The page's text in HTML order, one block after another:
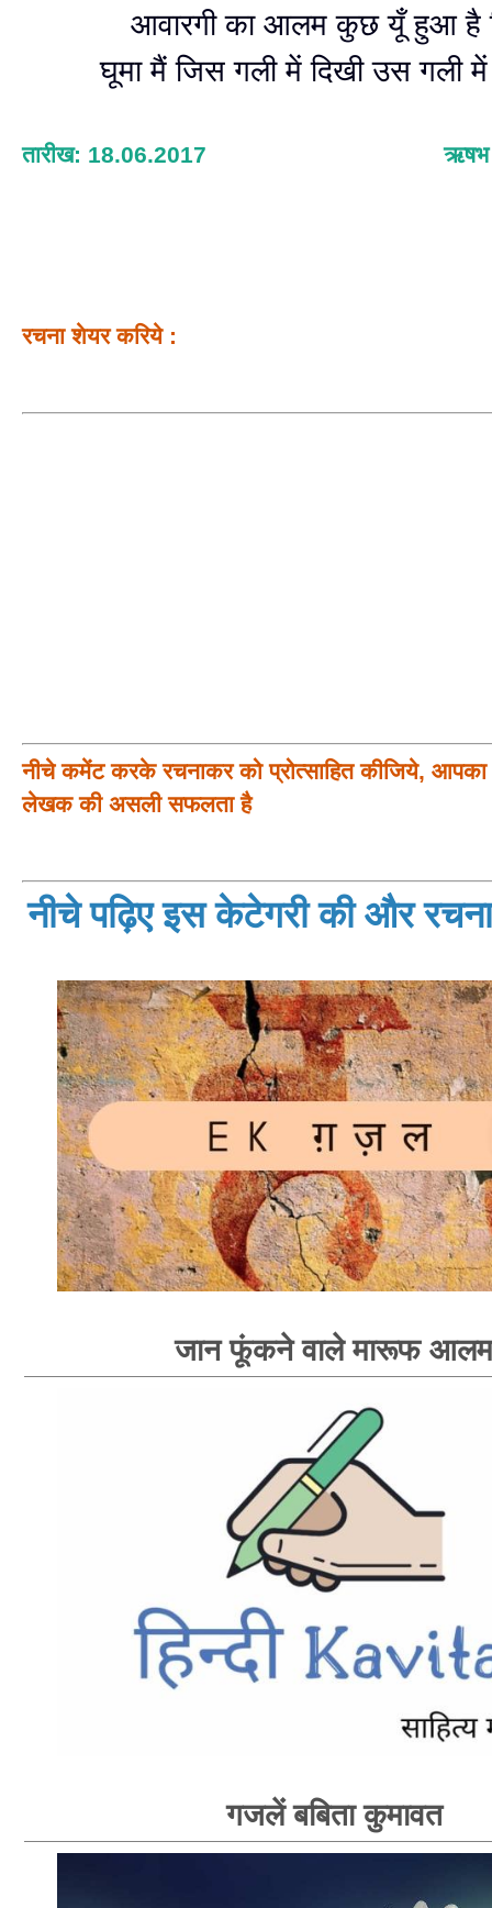
आवारगी का आलम कुछ यूँ हुआ है
घूमा मैं जिस गली में दिखी उस गली
तारीख: 18.06.2017 ऋषभ
रचना शेयर करिये :
नीचे कमेंट करके रचनाकर को प्रोत्साहित कीजिये, आपका
लेखक की असली सफलता है
नीचे पढ़िए इस केटेगरी की और
जान फूंकने वाले मारूफ आलम
गजलें बबिता कुमावत